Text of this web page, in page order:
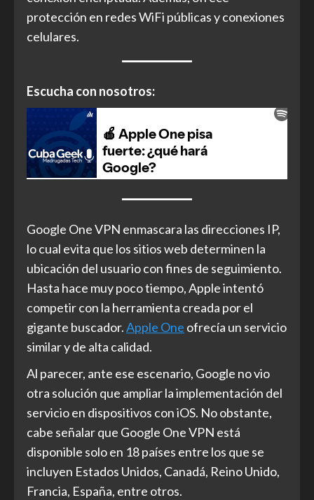
protección en redes WiFi públicas y conexiones
celulares.
Escucha con nosotros:
Google One VPN enmascara las direcciones IP,
lo cual evita que los sitios web determinen la
ubicación del usuario con fines de seguimiento.
Hasta hace muy poco tiempo, Apple intentó
competir con la herramienta creada por el
gigante buscador.Apple One ofrecía un servicio
similar y de alta calidad.
Al parecer, ante ese escenario, Google no vio
otra solución que ampliar la implementación del
servicio en dispositivos con iOS. No obstante,
cabe señalar que Google One VPN está
disponible solo en 18 países entre los que se
incluyen Estados Unidos, Canadá, Reino Unido,
Francia, España, entre otros.